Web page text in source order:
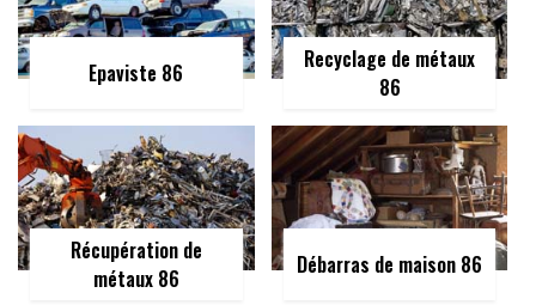
Epaviste 86
Recyclage de métaux
86
Récupération de
métaux 86
Débarras de maison 86